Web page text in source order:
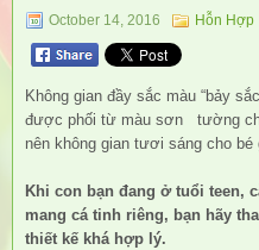
October 14, 2016 Hỗn Hợp
Không gian đầy sắc màu “bảy
được phối từ màu sơn tường
nên không gian tươi sáng cho bé
Khi con bạn đang ở tuổi teen,
mang cá tinh riêng, bạn hãy
thiết kế khá hợp lý.